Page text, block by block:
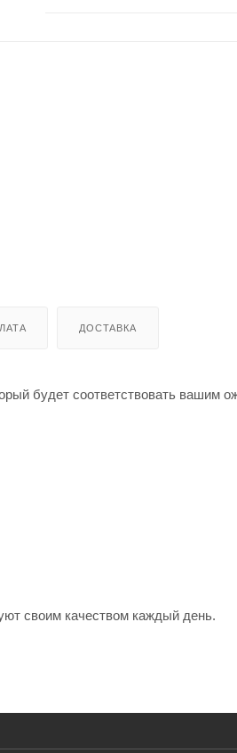
ДОСТАВКА
будет соответствовать вашим
своим качеством каждый день.